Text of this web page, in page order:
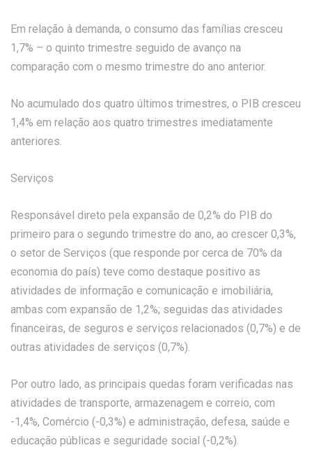
Em relação à demanda, o consumo das famílias cresceu
1,7% – o quinto trimestre seguido de avanço na
comparação com o mesmo trimestre do ano anterior.
No acumulado dos quatro últimos trimestres, o PIB cresceu
1,4% em relação aos quatro trimestres imediatamente
anteriores.
Serviços
Responsável direto pela expansão de 0,2% do PIB do
primeiro para o segundo trimestre do ano, ao crescer 0,3%,
o setor de Serviços (que responde por cerca de 70% da
economia do país) teve como destaque positivo as
atividades de informação e comunicação e imobiliária,
ambas com expansão de 1,2%; seguidas das atividades
financeiras, de seguros e serviços relacionados (0,7%) e de
outras atividades de serviços (0,7%).
Por outro lado, as principais quedas foram verificadas nas
atividades de transporte, armazenagem e correio, com
-1,4%, Comércio (-0,3%) e administração, defesa, saúde e
educação públicas e seguridade social (-0,2%).